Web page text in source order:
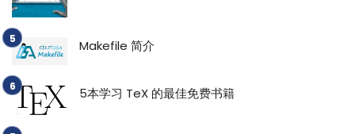
Makefile 简介
5本学习 TeX 的最佳免费书籍